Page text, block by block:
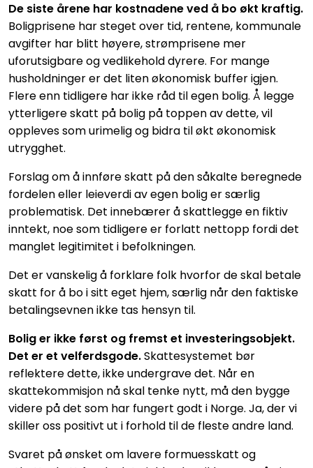
De siste årene har kostnadene ved å bo økt kraftig.
Boligprisene har steget over tid, rentene, kommunale
avgifter har blitt høyere, strømprisene mer
uforutsigbare og vedlikehold dyrere. For mange
husholdninger er det liten økonomisk buffer igjen.
Flere enn tidligere har ikke råd til egen bolig. Å legge
ytterligere skatt på bolig på toppen av dette, vil
oppleves som urimelig og bidra til økt økonomisk
utrygghet.
Forslag om å innføre skatt på den såkalte beregnede
fordelen eller leieverdi av egen bolig er særlig
problematisk. Det innebærer å skattlegge en fiktiv
inntekt, noe som tidligere er forlatt nettopp fordi det
manglet legitimitet i befolkningen.
Det er vanskelig å forklare folk hvorfor de skal betale
skatt for å bo i sitt eget hjem, særlig når den faktiske
betalingsevnen ikke tas hensyn til.
Bolig er ikke først og fremst et investeringsobjekt.
Det er et velferdsgode.Skattesystemet bør
reflektere dette, ikke undergrave det. Når en
skattekommisjon nå skal tenke nytt, må den bygge
videre på det som har fungert godt i Norge. Ja, der vi
skiller oss positivt ut i forhold til de fleste andre land.
Svaret på ønsket om lavere formuesskatt og